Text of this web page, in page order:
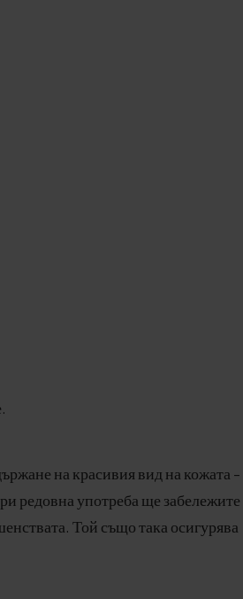
на красивия вид на кожата -
редовна употреба ще забележите
Той също така осигурява